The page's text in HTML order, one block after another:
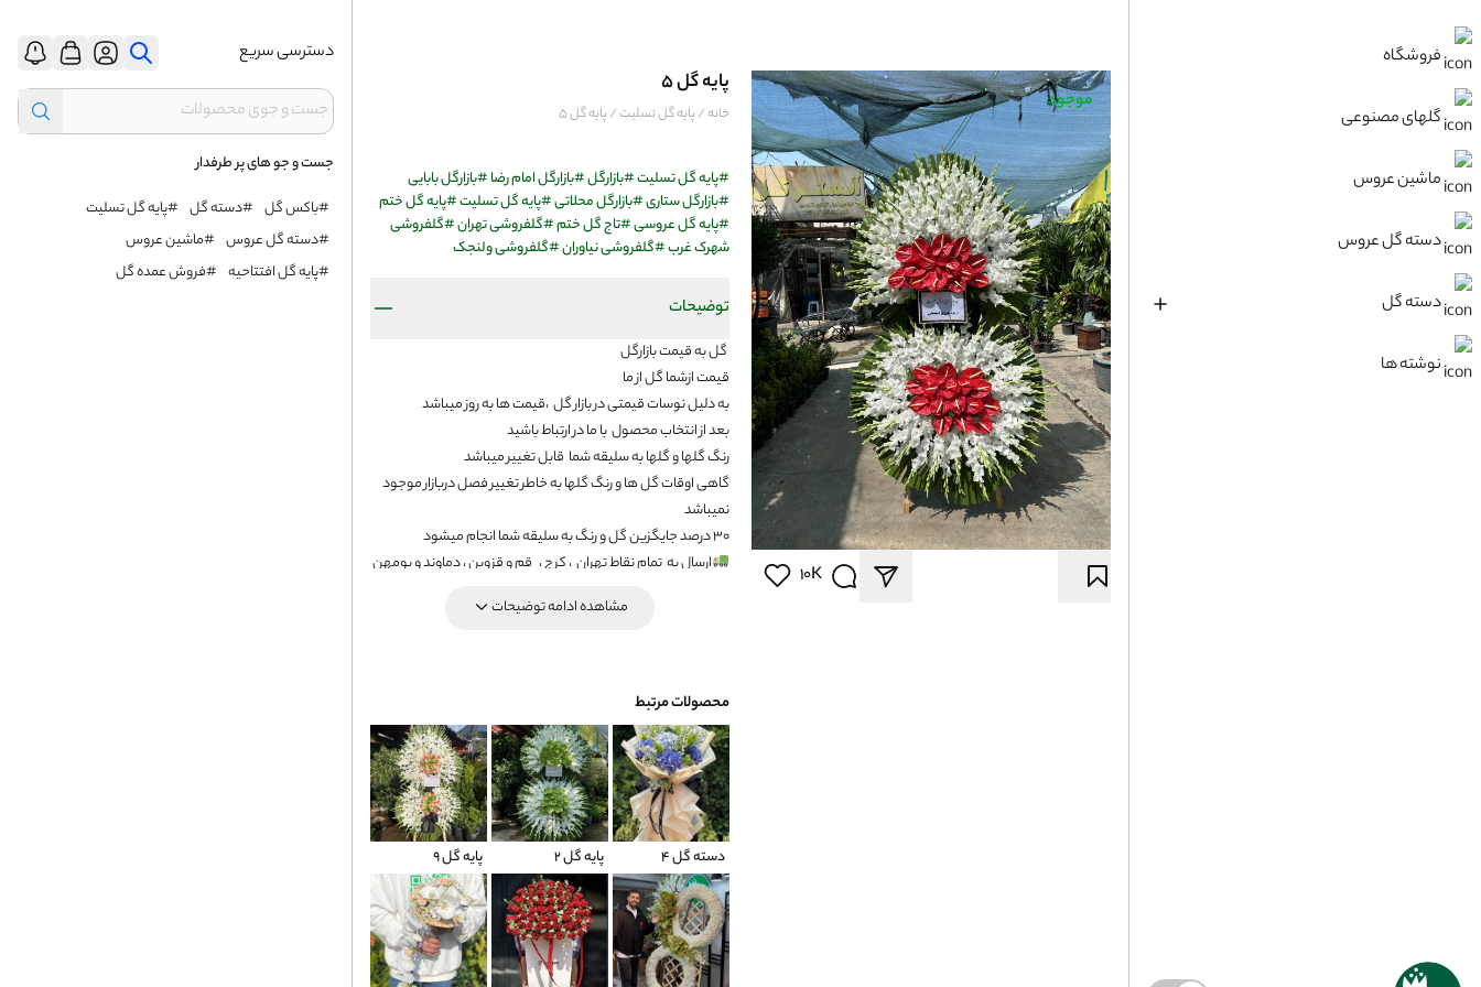
فروشگاه
گلهای مصنوعی
ماشین عروس
دسته گل عروس
دسته گل
نوشته ها
دسترسی سریع
جست و جو های پر طرفدار
#باکس گل #دسته گل #پایه گل تسلیت
#دسته گل عروس #ماشین عروس
#پایه گل افتتاحیه #فروش عمده گل
موجود
10K
پایه گل 5
خانه/ پایه گل تسلیت/ پایه گل 5
#پایه گل تسلیت#بازارگل#بازارگل امام رضا#بازارگل بابایی
#بازارگل ستاری#بازارگل محلاتی#پایه گل تسلیت#پایه گل ختم
#پایه گل عروسی#تاج گل ختم#گلفروشی تهران#گلفروشی
شهرک غرب#گلفروشی نیاوران#گلفروشی ولنجک
توضیحات
گل به قیمت بازارگل
قیمت ازشما گل از ما
به دلیل نوسات قیمتی در بازار گل ،قیمت ها به روز میباشد
بعد از انتخاب محصول با ما در ارتباط باشید
رنگ گلها و گلها به سلیقه شما قابل تغییر میباشد
گاهی اوقات گل ها و رنگ گلها به خاطر تغییر فصل دربازار موجود
نمیباشد
۳۰ درصد جایگزین گل و رنگ به سلیقه شما انجام میشود
ارسال بهتمام نقاط تهران، کرج ، قم و قزوین ، دماوند و بومهن
مشاهده ادامه توضیحات
محصولات مرتبط
دسته گل 4 پایه گل ۲ پایه گل 9